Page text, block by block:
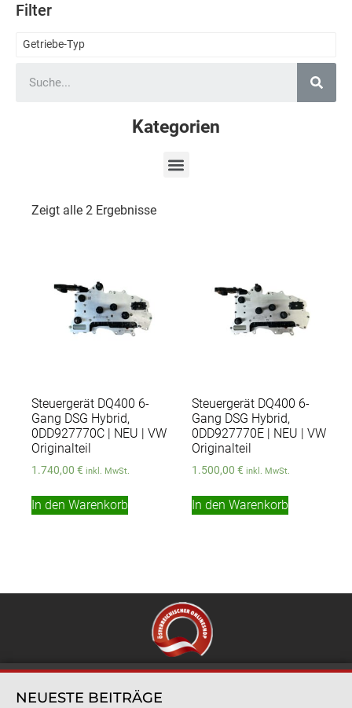
Filter
Getriebe-Typ
Kategorien
Zeigt alle 2 Ergebnisse
Steuergerät DQ400 6-
Gang DSG Hybrid,
0DD927770C | NEU | VW
Originalteil
1.740,00 € inkl. MwSt.
In den Warenkorb
Steuergerät DQ400 6-
Gang DSG Hybrid,
0DD927770E | NEU | VW
Originalteil
1.500,00 € inkl. MwSt.
In den Warenkorb
NEUESTE BEITRÄGE